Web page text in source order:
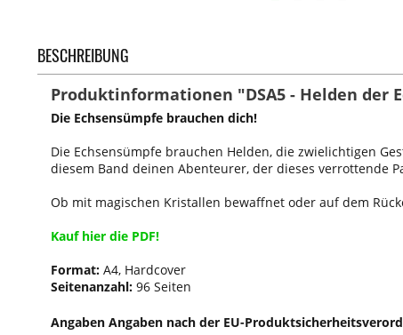
BESCHREIBUNG
Produktinformationen "DSA5 - Helden der
Die Echsensümpfe brauchen dich!
Die Echsensümpfe brauchen Helden, die zwielichtigen
diesem Band deinen Abenteurer, der dieses verrottende
Ob mit magischen Kristallen bewaffnet oder auf dem
Kauf hier die PDF!
Format: A4, Hardcover
Seitenanzahl: 96 Seiten
Angaben Angaben nach der EU-